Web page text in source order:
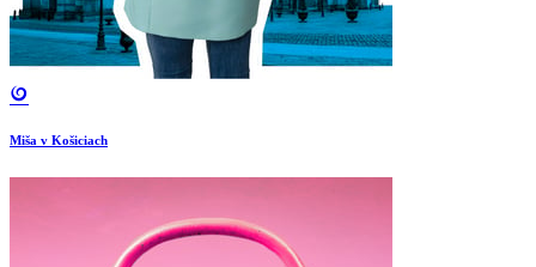
Miša v Košiciach